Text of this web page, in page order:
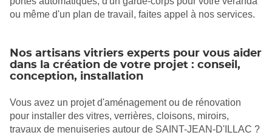
ou même d'un plan de travail, faites appel à nos services.
Nos artisans vitriers experts pour vous aider
dans la création de votre projet : conseil,
conception, installation
Vous avez un projet d'aménagement ou de rénovation
pour installer des vitres, verrières, cloisons, miroirs,
travaux de menuiseries autour de SAINT-JEAN-D'ILLAC ?